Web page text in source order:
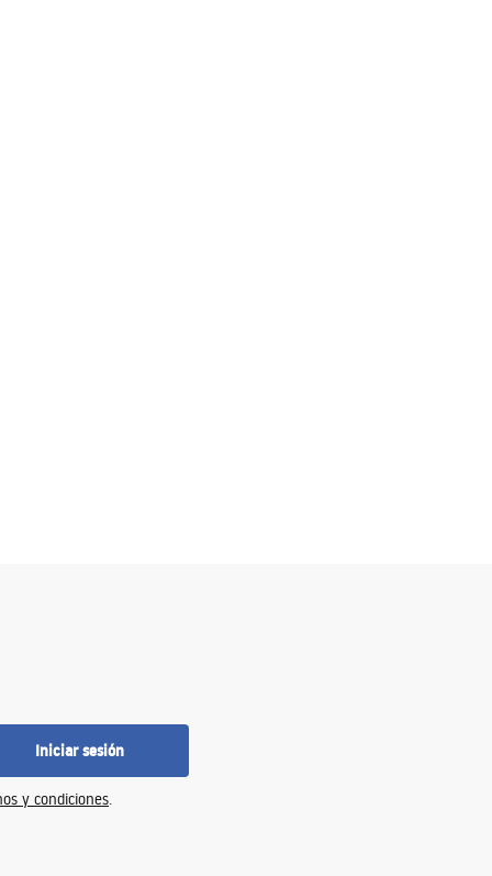
Iniciar sesión
y condiciones.